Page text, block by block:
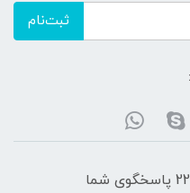
ثبت‌نام
هفت روز هفته ، از ساعت 10 الی 22 پاسخگوی شما